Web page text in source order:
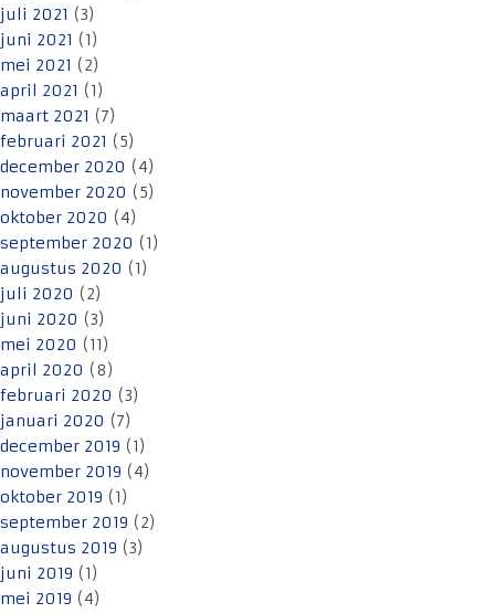
juli 2021 (3)
juni 2021 (1)
mei 2021 (2)
april 2021 (1)
maart 2021 (7)
februari 2021 (5)
december 2020 (4)
november 2020 (5)
oktober 2020 (4)
september 2020 (1)
augustus 2020 (1)
juli 2020 (2)
juni 2020 (3)
mei 2020 (11)
april 2020 (8)
februari 2020 (3)
januari 2020 (7)
december 2019 (1)
november 2019 (4)
oktober 2019 (1)
september 2019 (2)
augustus 2019 (3)
juni 2019 (1)
mei 2019 (4)